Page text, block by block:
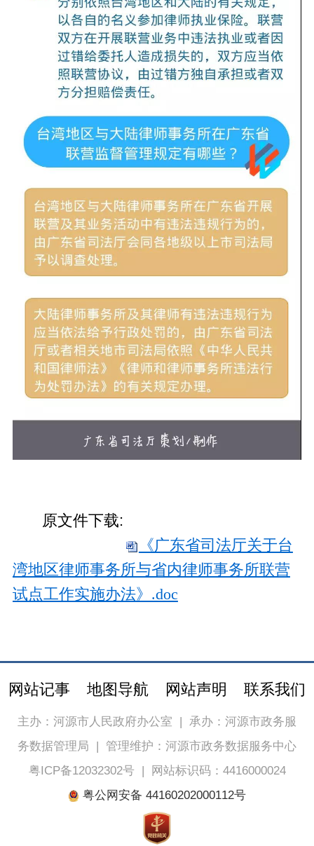
原文件下载:
《广东省司法厅关于台
湾地区律师事务所与省内律师事务所联营
试点工作实施办法》.doc
网站记事 地图导航 网站声明 联系我们
主办：河源市人民政府办公室 | 承办：河源市政务服
务数据管理局 | 管理维护：河源市政务数据服务中心
粤ICP备12032302号|
网站标识码：4416000024
粤公网安备 44160202000112号